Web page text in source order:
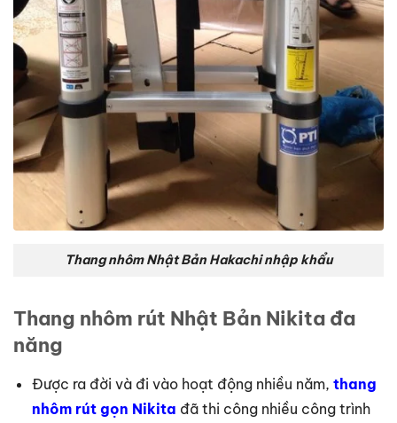
Thang nhôm Nhật Bản Hakachi nhập khẩu
Thang nhôm rút Nhật Bản Nikita đa
năng
Được ra đời và đi vào hoạt động nhiều năm, thang
nhôm rút gọn Nikita đã thi công nhiều công trình